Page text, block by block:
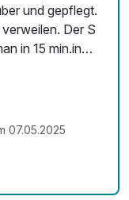
und gepflegt.
Der S
in 15 min.in
Potsdam
07.05.2025